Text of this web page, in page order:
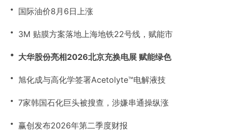
・ 国际油价8月6日上涨
・ 3M 贴膜方案落地上海地铁22号线，赋能市
・ 大华股份亮相2026北京充换电展 赋能绿色
・ 旭化成与高化学签署Acetolyte™电解液技
・ 7家韩国石化巨头被搜查，涉嫌串通操纵涨
・ 赢创发布2026年第二季度财报